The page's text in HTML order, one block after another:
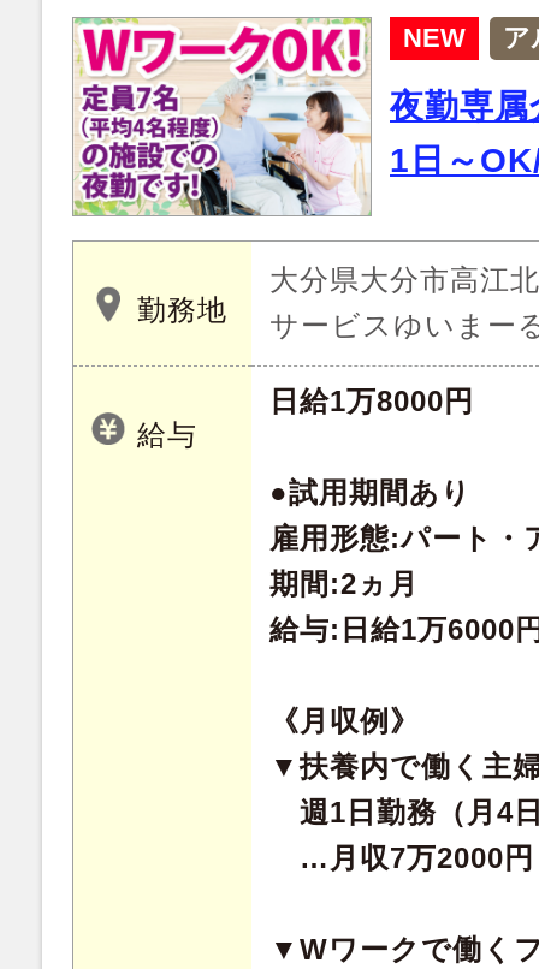
NEW ア
夜勤専
1日～
勤務地
大分県大分市高江
サービスゆいまー
給与
日給1万8000円
●試用期間あり
雇用形態:パート・
期間:2ヵ月
給与:日給1万6000
《月収例》
▼扶養内で働く主
週1日勤務（月4
…月収7万2000円
▼Wワークで働く